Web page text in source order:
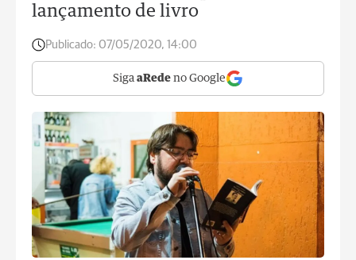
lançamento de livro
Publicado: 07/05/2020, 14:00
Siga aRede no Google